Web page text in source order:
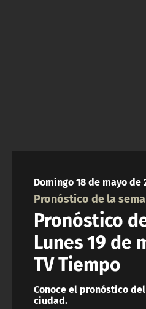
Domingo 18 de mayo de
Pronóstico de la
Pronóstico
Lunes 19 de
TV Tiempo
Conoce el pronóstico
ciudad.